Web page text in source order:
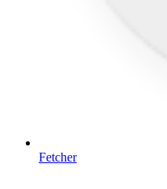
Fetcher